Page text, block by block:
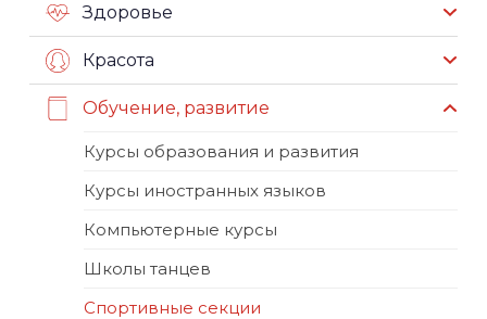
Здоровье
Красота
Обучение, развитие
Курсы образования и развития
Курсы иностранных языков
Компьютерные курсы
Школы танцев
Спортивные секции